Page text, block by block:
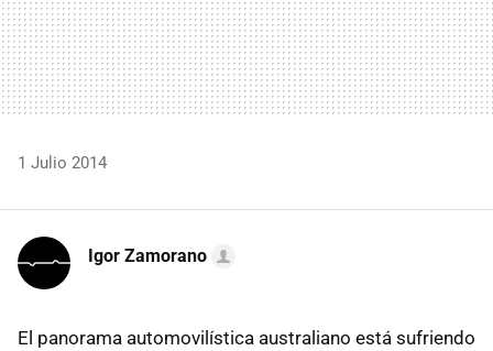
1 Julio 2014
Igor Zamorano
El panorama automovilística australiano está sufriendo